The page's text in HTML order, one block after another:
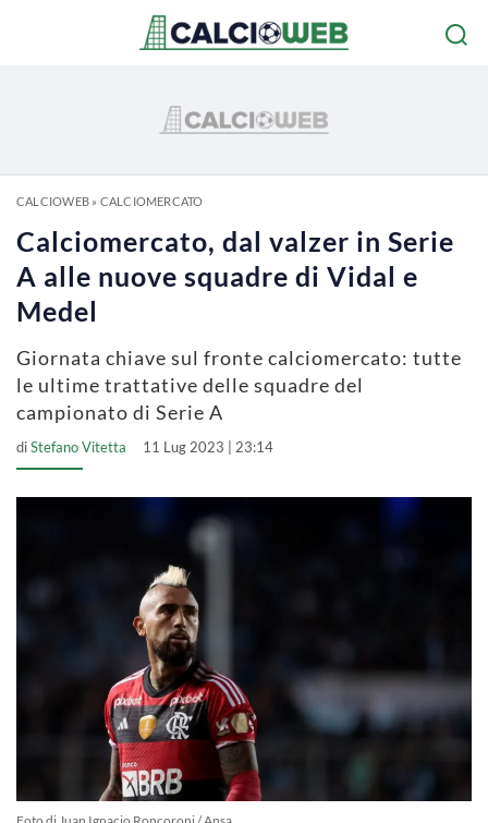
CALCIOWEB» CALCIOMERCATO
Calciomercato, dal valzer in Serie
A alle nuove squadre di Vidal e
Medel
Giornata chiave sul fronte calciomercato: tutte
le ultime trattative delle squadre del
campionato di Serie A
diStefano Vitetta 11 Lug 2023 | 23:14